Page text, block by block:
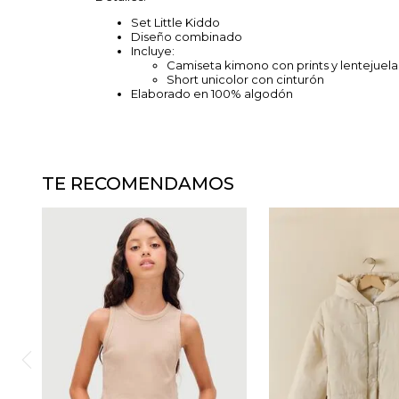
Set Little Kiddo
Diseño combinado
Incluye:
Camiseta kimono con prints y
Short unicolor con cinturón
Elaborado en 100% algodón
TE RECOMENDAMOS